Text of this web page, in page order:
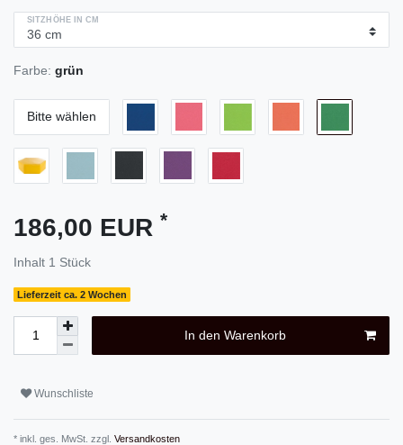
SITZHÖHE IN CM
Farbe: grün
Bitte wählen
186,00 EUR *
Inhalt 1 Stück
Lieferzeit ca. 2 Wochen
In den Warenkorb
Wunschliste
* inkl. ges. MwSt. zzgl. Versandkosten